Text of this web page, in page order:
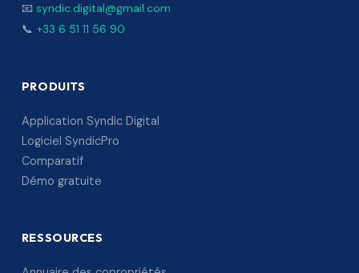
📧 syndic.digital@gmail.com
📞 +33 6 51 11 56 90
PRODUITS
Application Syndic Digital
Logiciel SyndicPro
Comparatif
Démo gratuite
RESSOURCES